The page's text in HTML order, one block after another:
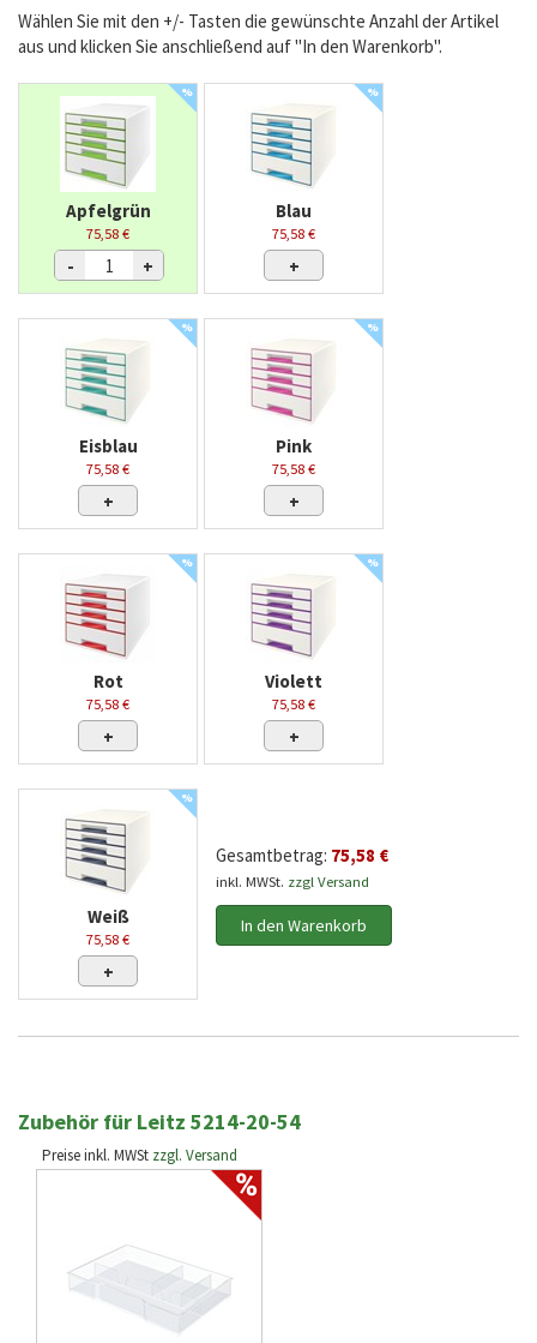
Wählen Sie mit den +/- Tasten die gewünschte Anzahl der Artikel
aus und klicken Sie anschließend auf "In den Warenkorb".
%
Apfelgrün
75,58 €
- +
%
Blau
75,58 €
+
%
Eisblau
75,58 €
+
%
Pink
75,58 €
+
%
Rot
75,58 €
+
%
Violett
75,58 €
+
%
Weiß
75,58 €
+
Gesamtbetrag: 75,58 €
inkl. MWSt. zzgl Versand
In den Warenkorb
Zubehör für Leitz 5214-20-54
Preise inkl. MWSt zzgl. Versand